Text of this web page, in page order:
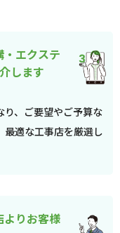
エクステ
します
り、ご要望やご予算な
最適な工事店を厳選し
よりお客様